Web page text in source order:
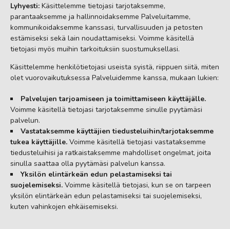
Lyhyesti: Käsittelemme tietojasi tarjotaksemme,
parantaaksemme ja hallinnoidaksemme Palveluitamme,
kommunikoidaksemme kanssasi, turvallisuuden ja petosten
estämiseksi sekä lain noudattamiseksi. Voimme käsitellä
tietojasi myös muihin tarkoituksiin suostumuksellasi.
Käsittelemme henkilötietojasi useista syistä, riippuen siitä, miten
olet vuorovaikutuksessa Palveluidemme kanssa, mukaan lukien:
Palvelujen tarjoamiseen ja toimittamiseen käyttäjälle.
Voimme käsitellä tietojasi tarjotaksemme sinulle pyytämäsi
palvelun.
Vastataksemme käyttäjien tiedusteluihin/tarjotaksemme
tukea käyttäjille. Voimme käsitellä tietojasi vastataksemme
tiedusteluihisi ja ratkaistaksemme mahdolliset ongelmat, joita
sinulla saattaa olla pyytämäsi palvelun kanssa.
Yksilön elintärkeän edun pelastamiseksi tai
suojelemiseksi. Voimme käsitellä tietojasi, kun se on tarpeen
yksilön elintärkeän edun pelastamiseksi tai suojelemiseksi,
kuten vahinkojen ehkäisemiseksi.